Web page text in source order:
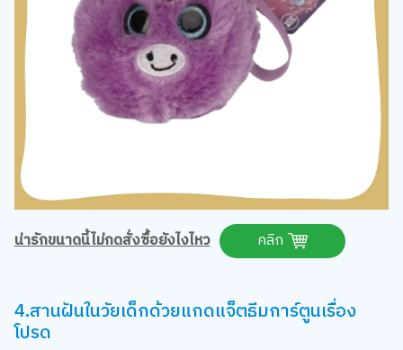
น่ารักขนาดนี้ไม่กดสั่งซื้อยังไงไหว คลิก
4.สานฝันในวัยเด็กด้วยแกดแจ็ตธีมการ์ตูนเรื่อง
โปรด